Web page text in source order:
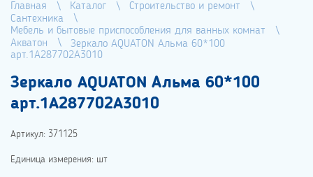
Главная Каталог
Строительство и ремонт
Сантехника
Мебель и бытовые приспособления для ванных комнат
Акватон
Зеркало AQUATON Альма 60*100
арт.1A287702A3010
Зеркало AQUATON Альма 60*100
арт.1A287702A3010
Артикул: 371125
Единица измерения: шт